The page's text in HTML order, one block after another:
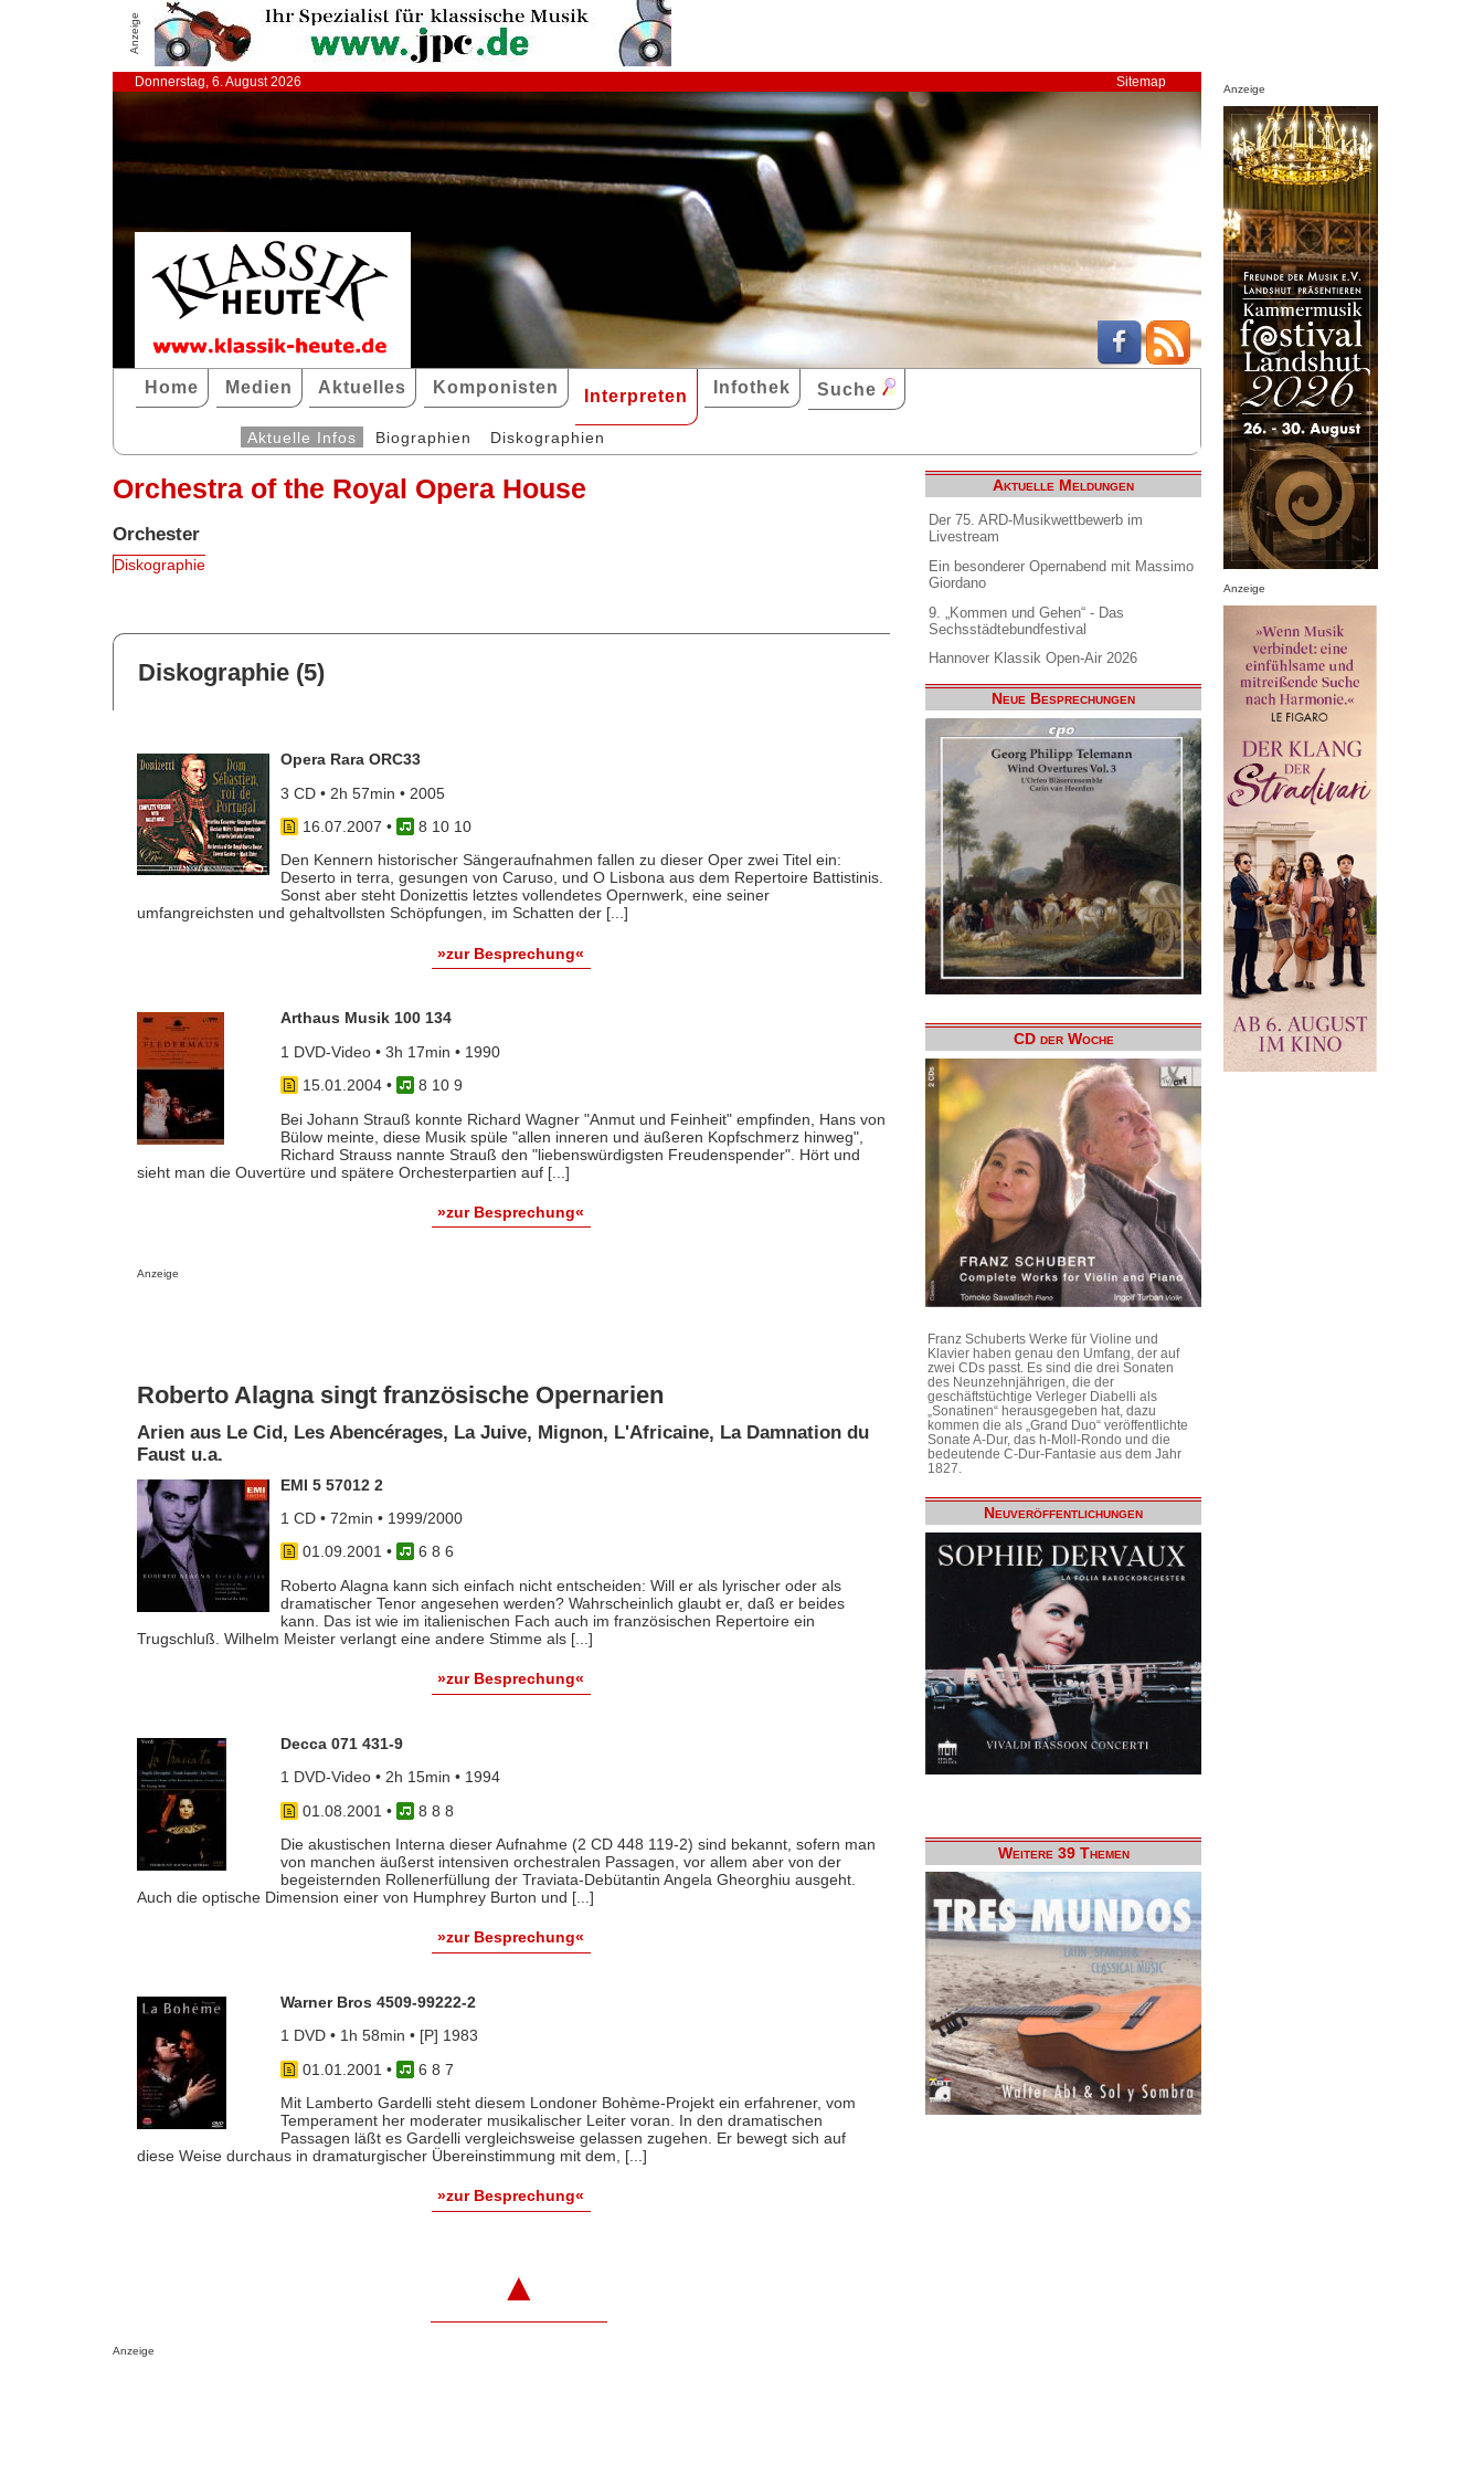
Anzeige
Donnerstag, 6. August 2026 Sitemap
Home Medien Aktuelles Komponisten Interpreten Infothek Suche
Aktuelle Infos Biographien Diskographien
Orchestra of the Royal Opera House
Orchester
Diskographie
Diskographie (5)
Opera Rara ORC33
3 CD • 2h 57min • 2005
16.07.2007 •
8 10 10
Den Kennern historischer Sängeraufnahmen fallen zu dieser Oper zwei Titel ein:
Deserto in terra, gesungen von Caruso, und O Lisbona aus dem Repertoire Battistinis.
Sonst aber steht Donizettis letztes vollendetes Opernwerk, eine seiner
umfangreichsten und gehaltvollsten Schöpfungen, im Schatten der [...]
»zur Besprechung«
Arthaus Musik 100 134
1 DVD-Video • 3h 17min • 1990
15.01.2004•
8 10 9
Bei Johann Strauß konnte Richard Wagner "Anmut und Feinheit" empfinden, Hans von
Bülow meinte, diese Musik spüle "allen inneren und äußeren Kopfschmerz hinweg",
Richard Strauss nannte Strauß den "liebenswürdigsten Freudenspender". Hört und
sieht man die Ouvertüre und spätere Orchesterpartien auf [...]
»zur Besprechung«
Anzeige
Roberto Alagna singt französische Opernarien
Arien aus Le Cid, Les Abencérages, La Juive, Mignon, L'Africaine, La Damnation du
Faust u.a.
EMI 5 57012 2
1 CD • 72min • 1999/2000
01.09.2001 •
6 8 6
Roberto Alagna kann sich einfach nicht entscheiden: Will er als lyrischer oder als
dramatischer Tenor angesehen werden? Wahrscheinlich glaubt er, daß er beides
kann. Das ist wie im italienischen Fach auch im französischen Repertoire ein
Trugschluß. Wilhelm Meister verlangt eine andere Stimme als [...]
»zur Besprechung«
Decca 071 431-9
1 DVD-Video • 2h 15min • 1994
01.08.2001 •
8 8 8
Die akustischen Interna dieser Aufnahme (2 CD 448 119-2) sind bekannt, sofern man
von manchen äußerst intensiven orchestralen Passagen, vor allem aber von der
begeisternden Rollenerfüllung der Traviata-Debütantin Angela Gheorghiu ausgeht.
Auch die optische Dimension einer von Humphrey Burton und [...]
»zur Besprechung«
Warner Bros 4509-99222-2
1 DVD • 1h 58min • [P] 1983
01.01.2001 •
6 8 7
Mit Lamberto Gardelli steht diesem Londoner Bohème-Projekt ein erfahrener, vom
Temperament her moderater musikalischer Leiter voran. In den dramatischen
Passagen läßt es Gardelli vergleichsweise gelassen zugehen. Er bewegt sich auf
diese Weise durchaus in dramaturgischer Übereinstimmung mit dem, [...]
»zur Besprechung«
▲
Anzeige
Aktuelle Meldungen
Der 75. ARD-Musikwettbewerb im
Livestream
Ein besonderer Opernabend mit Massimo
Giordano
9. „Kommen und Gehen“ - Das
Sechsstädtebundfestival
Hannover Klassik Open-Air 2026
Neue Besprechungen
CD der Woche
Franz Schuberts Werke für Violine und
Klavier haben genau den Umfang, der auf
zwei CDs passt. Es sind die drei Sonaten
des Neunzehnjährigen, die der
geschäftstüchtige Verleger Diabelli als
„Sonatinen“ herausgegeben hat, dazu
kommen die als „Grand Duo“ veröffentlichte
Sonate A-Dur, das h-Moll-Rondo und die
bedeutende C-Dur-Fantasie aus dem Jahr
1827.
Neuveröffentlichungen
Weitere 39 Themen
Anzeige
Anzeige